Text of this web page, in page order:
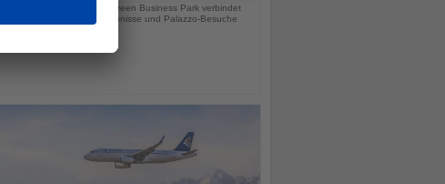
Das neue Hotel im Taylor Green Business Park verbindet
Geschäftsreisen, Stadterlebnisse und Palazzo-Besuche